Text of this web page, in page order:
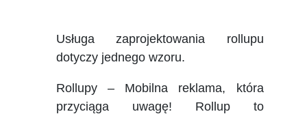
Usługa zaprojektowania rollupu
dotyczy jednego wzoru.
Rollupy – Mobilna reklama, która
przyciąga uwagę! Rollup to